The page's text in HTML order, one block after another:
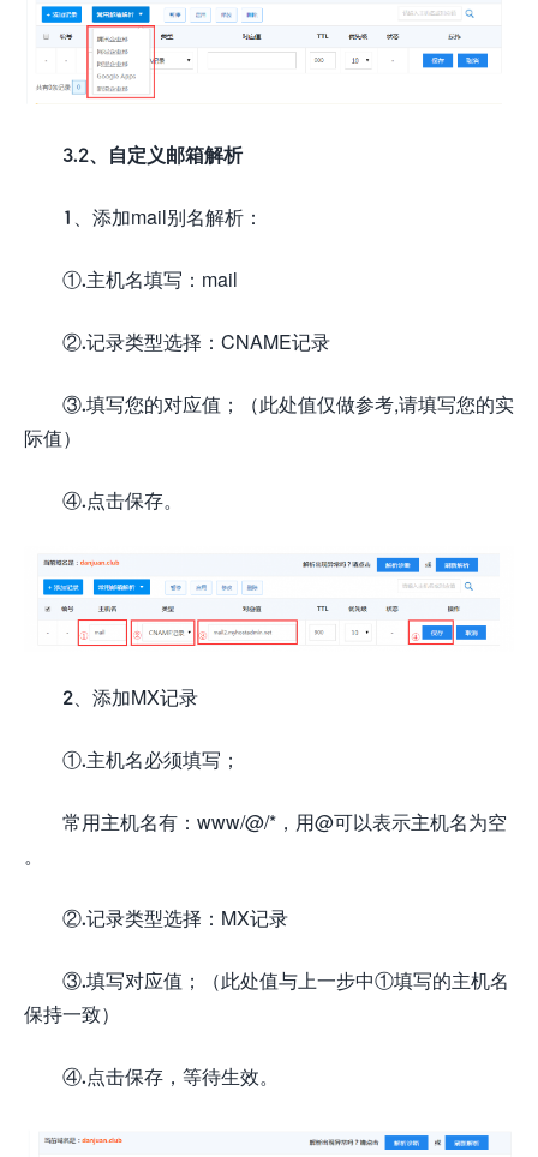
3.2、自定义邮箱解析
1、添加mail别名解析：
①.主机名填写：mail
②.记录类型选择：CNAME记录
③.填写您的对应值；（此处值仅做参考,请填写您的实
际值）
④.点击保存。
2、添加MX记录
①.主机名必须填写；
常用主机名有：www/@/*，用@可以表示主机名为空
。
②.记录类型选择：MX记录
③.填写对应值；（此处值与上一步中①填写的主机名
保持一致）
④.点击保存，等待生效。